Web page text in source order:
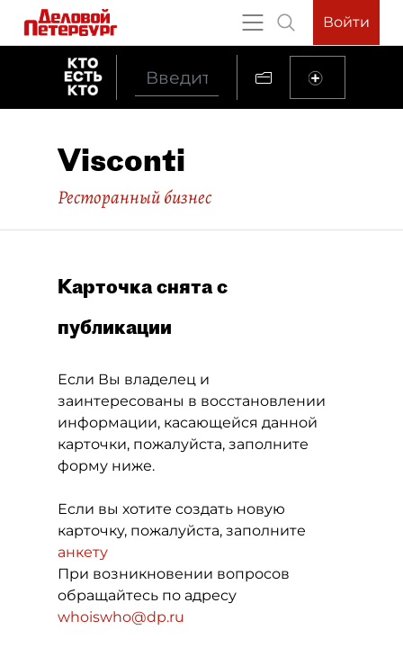
Войти
Visconti
Ресторанный бизнес
Карточка снята с
публикации
Если Вы владелец и
заинтересованы в восстановлении
информации, касающейся данной
карточки, пожалуйста, заполните
форму ниже.
Если вы хотите создать новую
карточку, пожалуйста, заполните
анкету
При возникновении вопросов
обращайтесь по адресу
whoiswho@dp.ru